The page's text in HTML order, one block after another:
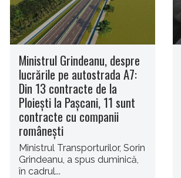
Ministrul Grindeanu, despre
lucrările pe autostrada A7:
Din 13 contracte de la
Ploieşti la Paşcani, 11 sunt
contracte cu companii
româneşti
Ministrul Transporturilor, Sorin
Grindeanu, a spus duminică,
în cadrul...